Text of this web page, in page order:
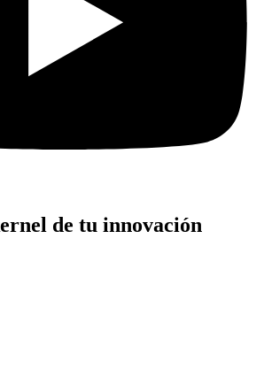
de tu innovación